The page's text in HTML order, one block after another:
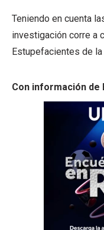
Teniendo en cuenta
investigación corre a
Estupefacientes de la
Con información de